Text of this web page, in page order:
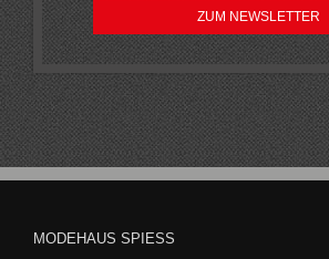
ZUM NEWSLETTER
MODEHAUS SPIESS